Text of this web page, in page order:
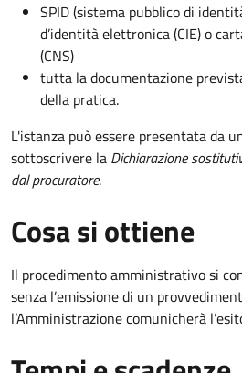
SPID (sistema pubblico di
d’identità elettronica (CIE) o
(CNS)
tutta la documentazione
della pratica.
L'istanza può essere presentata da
sottoscrivere la Dichiarazione
dal procuratore.
Cosa si ottiene
Il procedimento amministrativo si
senza l’emissione di un
l’Amministrazione comunicherà